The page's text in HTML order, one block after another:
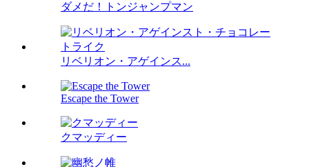
ダメだ！トンジャンプマン
リベリオン・アゲインス...
Escape the Tower
クマッディー